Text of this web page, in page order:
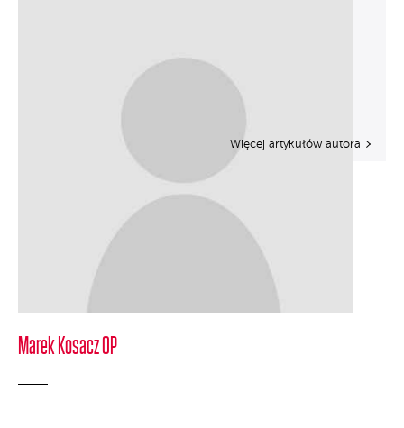
Marek Kosacz OP
Więcej artykułów autora